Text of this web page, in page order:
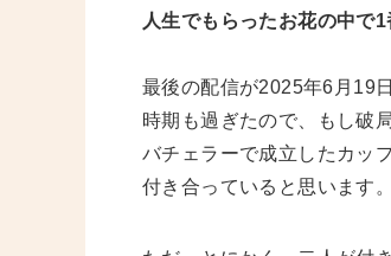
人生でもらったお花の中で
最後の配信が2025年6月19
時期も過ぎたので、もし破
バチェラーで成立したカッ
付き合っていると思います。